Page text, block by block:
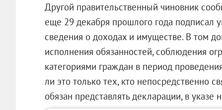
Другой правительственный чиновник
еще 29 декабря прошлого года подписал
сведения о доходах и имуществе. В том
исполнения обязанностей, соблюдения
категориями граждан в период
ли это только тех, кто непосредственно
обязан представлять декларации, в указе